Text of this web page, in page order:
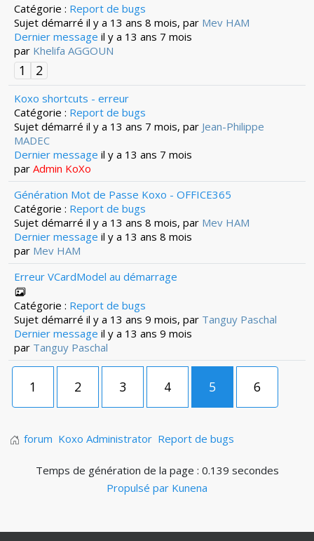
Catégorie : Report de bugs
Sujet démarré il y a 13 ans 8 mois, par Mev HAM
Dernier message il y a 13 ans 7 mois
par Khelifa AGGOUN
1 2
Koxo shortcuts - erreur
Catégorie : Report de bugs
Sujet démarré il y a 13 ans 7 mois, par Jean-Philippe
MADEC
Dernier message il y a 13 ans 7 mois
par Admin KoXo
Génération Mot de Passe Koxo - OFFICE365
Catégorie : Report de bugs
Sujet démarré il y a 13 ans 8 mois, par Mev HAM
Dernier message il y a 13 ans 8 mois
par Mev HAM
Erreur VCardModel au démarrage
Catégorie : Report de bugs
Sujet démarré il y a 13 ans 9 mois, par Tanguy Paschal
Dernier message il y a 13 ans 9 mois
par Tanguy Paschal
1 2 3 4 5 6
forum Koxo Administrator Report de bugs
Temps de génération de la page : 0.139 secondes
Propulsé par Kunena